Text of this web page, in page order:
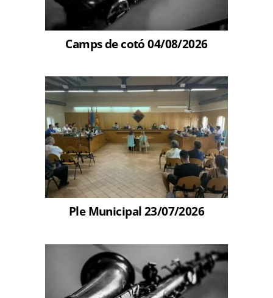
Camps de cotó 04/08/2026
Ple Municipal 23/07/2026